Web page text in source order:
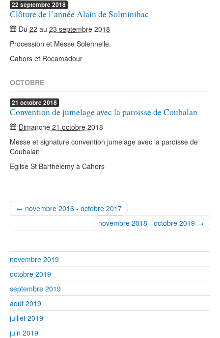
22 septembre2018
Clôture de l’année Alain de Solminihac
Du 22 au 23 septembre 2018
Procession et Messe Solennelle.
Cahors et Rocamadour
OCTOBRE
21 octobre2018
Convention de jumelage avec la paroisse de Coubalan
Dimanche 21 octobre 2018
Messe et signature convention jumelage avec la paroisse de
Coubalan
Eglise St Barthélémy à Cahors
← novembre 2016 - octobre 2017
novembre 2018 - octobre 2019 →
novembre 2019
octobre 2019
septembre 2019
août 2019
juillet 2019
juin 2019